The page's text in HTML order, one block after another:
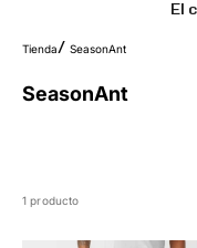
El
Tienda SeasonAnt
SeasonAnt
1 producto